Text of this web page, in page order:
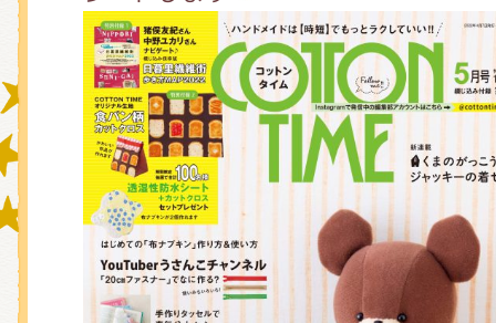
ミュージカル・コンサート
おたのしみコンテンツ(クイズ・
チア ジャッキーズ！